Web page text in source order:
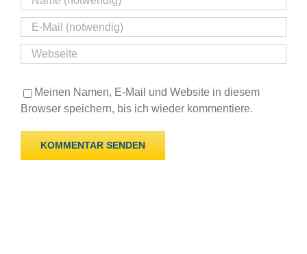
Meinen Namen, E-Mail und Website in diesem
Browser speichern, bis ich wieder kommentiere.